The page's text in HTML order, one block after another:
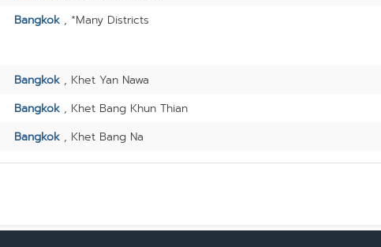
Bangkok , *Many Districts
Bangkok , Khet Yan Nawa
Bangkok , Khet Bang Khun Thian
Bangkok , Khet Bang Na